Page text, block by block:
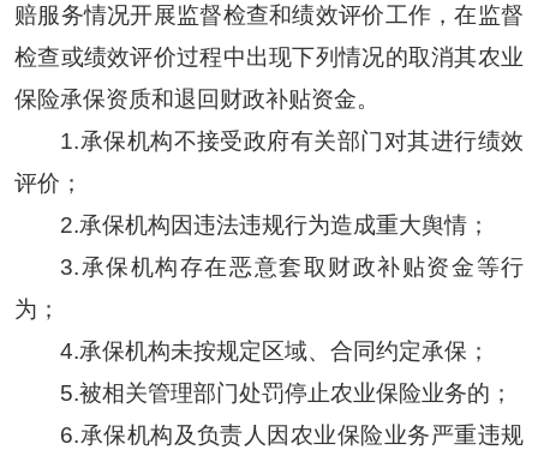
赔服务情况开展监督检查和绩效评价工作，在监督
检查或绩效评价过程中出现下列情况的取消其农业
保险承保资质和退回财政补贴资金。
1.承保机构不接受政府有关部门对其进行绩效
评价；
2.承保机构因违法违规行为造成重大舆情；
3.承保机构存在恶意套取财政补贴资金等行
为；
4.承保机构未按规定区域、合同约定承保；
5.被相关管理部门处罚停止农业保险业务的；
6.承保机构及负责人因农业保险业务严重违规